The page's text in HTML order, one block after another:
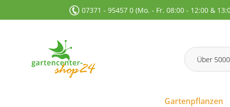
Zur Hauptnavigation springen
07371 - 95457 0 (Mo. - Fr. 08:00 - 12:00 &
Gartenpflanzen